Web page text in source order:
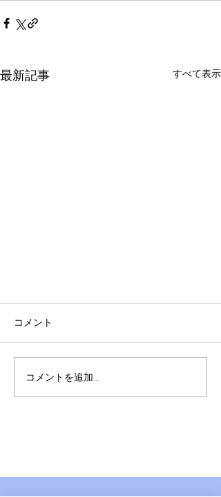
最新記事 すべて表示
コメント
コメントを追加…